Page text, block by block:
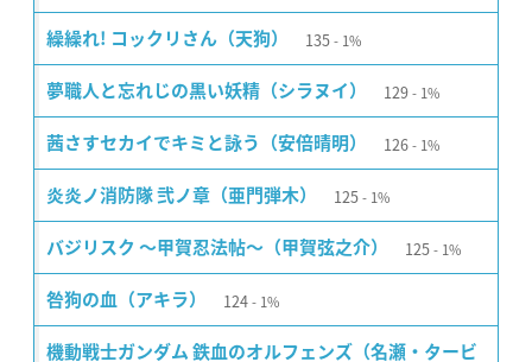
繰繰れ! コックリさん（天狗） 135 1%
夢職人と忘れじの黒い妖精（シラヌイ） 129 1%
茜さすセカイでキミと詠う（安倍晴明） 126 1%
炎炎ノ消防隊 弐ノ章（亜門弾木） 125 1%
バジリスク 〜甲賀忍法帖〜（甲賀弦之介） 125 1%
咎狗の血（アキラ） 124 1%
機動戦士ガンダム 鉄血のオルフェンズ（名瀬・タービ